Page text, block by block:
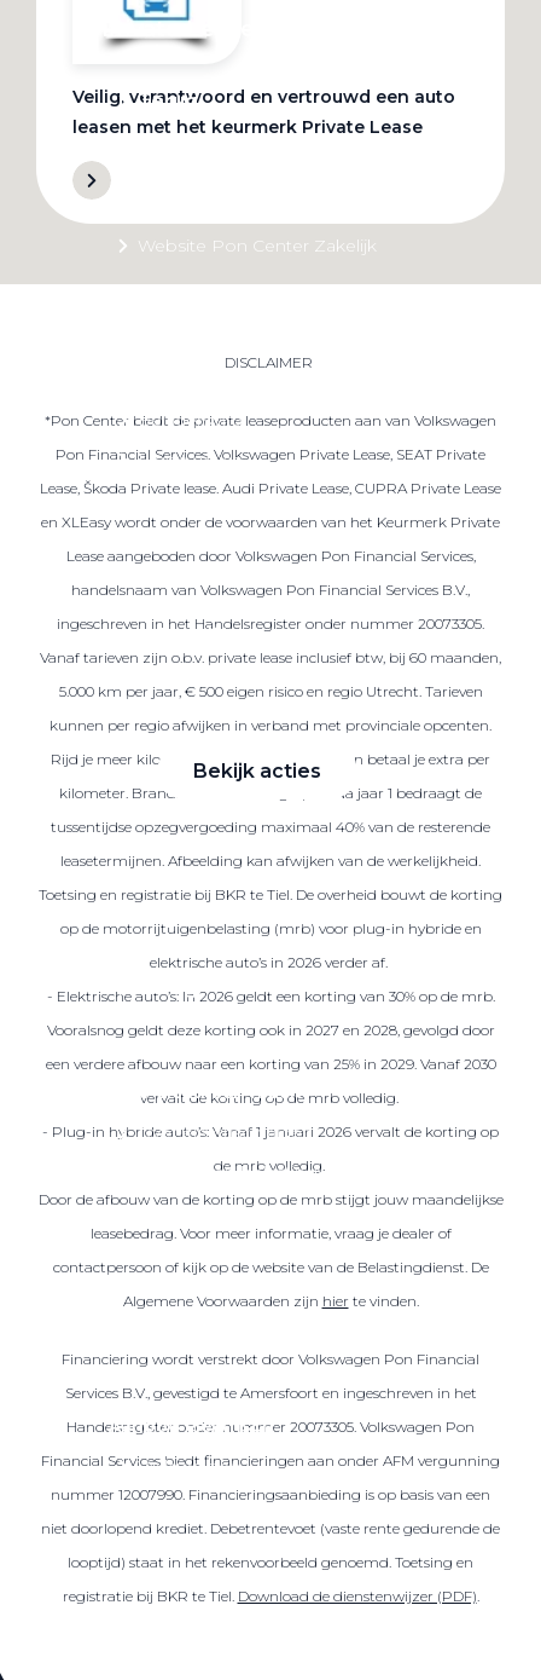
Private Lease
Terug
Website Pon Center Zakelijk
Berijdersinfo
Lease acties
Lease a Bike
Zakelijke Lease acties
voordeel
Bekijk acties
Terug
Over elektrisch rijden
Over elektrisch rijden
Bijtelling en belastingvoordelen
Onderhoud en kosten
Duurzaamheid
Veelgestelde vragen
Aanbod elektrisch
Volkswagen
Audi
Veilig, verantwoord en vertrouwd een auto
leasen met het keurmerk Private Lease
DISCLAIMER
*Pon Center biedt de private leaseproducten aan van Volkswagen
Pon Financial Services. Volkswagen Private Lease, SEAT Private
Lease, Škoda Private lease. Audi Private Lease, CUPRA Private Lease
en XLEasy wordt onder de voorwaarden van het Keurmerk Private
Lease aangeboden door Volkswagen Pon Financial Services,
handelsnaam van Volkswagen Pon Financial Services B.V.,
ingeschreven in het Handelsregister onder nummer 20073305.
Vanaf tarieven zijn o.b.v. private lease inclusief btw, bij 60 maanden,
5.000 km per jaar, € 500 eigen risico en regio Utrecht. Tarieven
kunnen per regio afwijken in verband met provinciale opcenten.
Rijd je meer kilometers dan afgesproken, dan betaal je extra per
kilometer. Brandstof is niet inbegrepen. Na jaar 1 bedraagt de
tussentijdse opzegvergoeding maximaal 40% van de resterende
leasetermijnen. Afbeelding kan afwijken van de werkelijkheid.
Toetsing en registratie bij BKR te Tiel. De overheid bouwt de korting
op de motorrijtuigenbelasting (mrb) voor plug-in hybride en
elektrische auto’s in 2026 verder af.
- Elektrische auto’s: In 2026 geldt een korting van 30% op de mrb.
Vooralsnog geldt deze korting ook in 2027 en 2028, gevolgd door
een verdere afbouw naar een korting van 25% in 2029. Vanaf 2030
vervalt de korting op de mrb volledig.
- Plug-in hybride auto’s: Vanaf 1 januari 2026 vervalt de korting op
de mrb volledig.
Door de afbouw van de korting op de mrb stijgt jouw maandelijkse
leasebedrag. Voor meer informatie, vraag je dealer of
contactpersoon of kijk op de website van de Belastingdienst. De
Algemene Voorwaarden zijn hier te vinden.
Financiering wordt verstrekt door Volkswagen Pon Financial
Services B.V., gevestigd te Amersfoort en ingeschreven in het
Handelsregister onder nummer 20073305. Volkswagen Pon
Financial Services biedt financieringen aan onder AFM vergunning
nummer 12007990. Financieringsaanbieding is op basis van een
niet doorlopend krediet. Debetrentevoet (vaste rente gedurende de
looptijd) staat in het rekenvoorbeeld genoemd. Toetsing en
registratie bij BKR te Tiel. Download de dienstenwijzer (PDF).